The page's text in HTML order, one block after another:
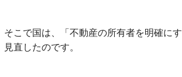
そこで国は、「不動産の所有者を明確に
見直したのです。